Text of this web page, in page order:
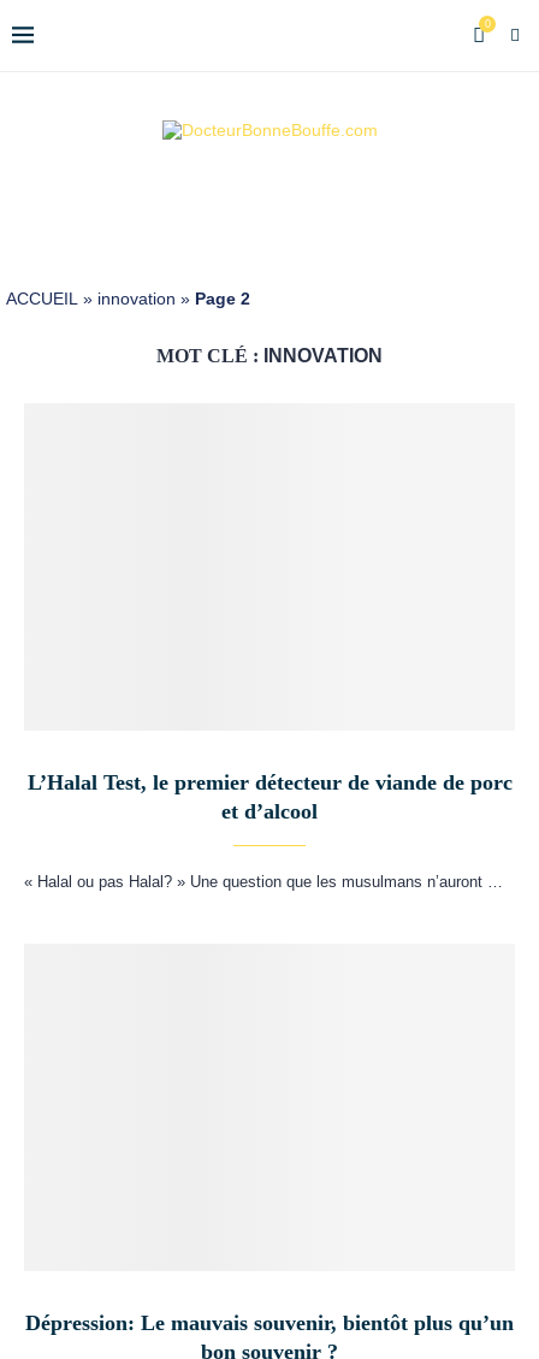
0
ACCUEIL » innovation » Page 2
MOT CLÉ : INNOVATION
L’Halal Test, le premier détecteur de viande de porc
et d’alcool
« Halal ou pas Halal? » Une question que les musulmans n’auront …
Dépression: Le mauvais souvenir, bientôt plus qu’un
bon souvenir ?